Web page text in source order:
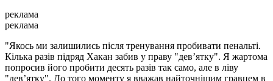
реклама
реклама
"Якось ми залишились після тренування пробивати пенальті.
Кілька разів підряд Хакан забив у праву "дев’ятку". Я жартома
попросив його пробити десять разів так само, але в ліву
"дев’ятку". До того моменту я вважав найточнішим гравцем в